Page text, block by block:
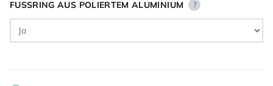
FUSSRING AUS POLIERTEM ALUMINIUM ?